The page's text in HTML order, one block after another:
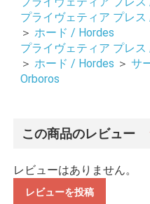
プライヴェティア プレ
＞ ホード / Hordes
プライヴェティア プレ
＞ ホード / Hordes ＞ サ
Orboros
この商品のレビュー
レビューはありません。
レビューを投稿